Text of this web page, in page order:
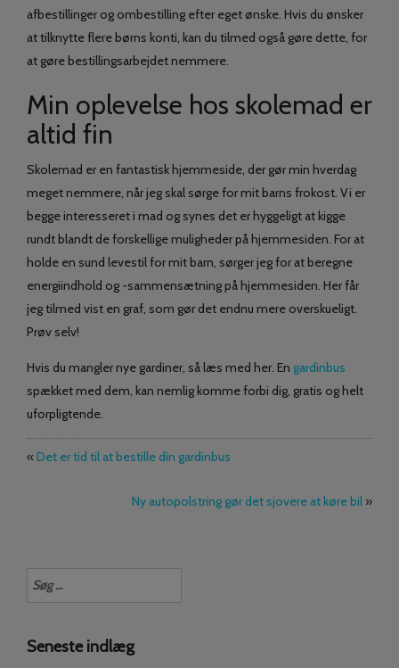
afbestillinger og ombestilling efter eget ønske. Hvis du ønsker
at tilknytte flere børns konti, kan du tilmed også gøre dette, for
at gøre bestillingsarbejdet nemmere.
Min oplevelse hos skolemad er
altid fin
Skolemad er en fantastisk hjemmeside, der gør min hverdag
meget nemmere, når jeg skal sørge for mit barns frokost. Vi er
begge interesseret i mad og synes det er hyggeligt at kigge
rundt blandt de forskellige muligheder på hjemmesiden. For at
holde en sund levestil for mit barn, sørger jeg for at beregne
energiindhold og -sammensætning på hjemmesiden. Her får
jeg tilmed vist en graf, som gør det endnu mere overskueligt.
Prøv selv!
Hvis du mangler nye gardiner, så læs med her. En gardinbus
spækket med dem, kan nemlig komme forbi dig, gratis og helt
uforpligtende.
« Det er tid til at bestille din gardinbus
Ny autopolstring gør det sjovere at køre bil »
Søg
efter:
Seneste indlæg